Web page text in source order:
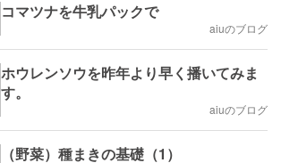
コマツナを牛乳パックで
aiuのブログ
ホウレンソウを昨年より早く播いてみま
す。
aiuのブログ
（野菜）種まきの基礎（1）